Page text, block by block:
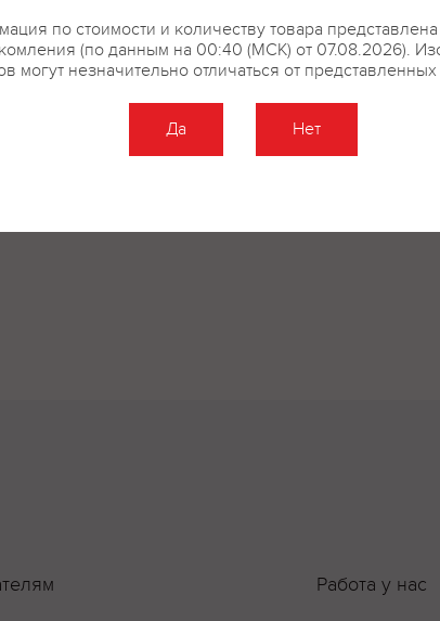
Работа у нас
по стоимости и количеству товара
(по данным на 00:40 (МСК) от 07.08.2026).
могут незначительно отличаться от
Да Нет